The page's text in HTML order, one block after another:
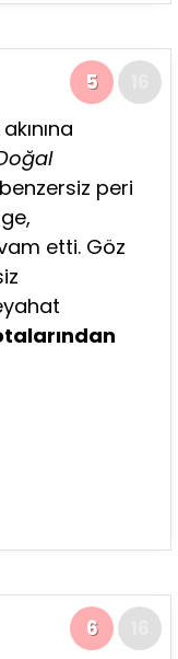
5
peri
etti. Göz
6